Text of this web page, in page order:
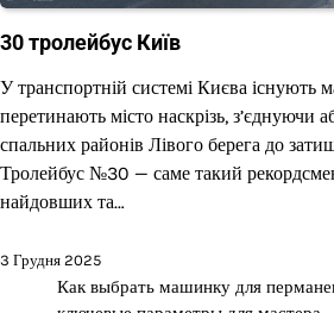
30 тролейбус Київ
У транспортній системі Києва існують
перетинають місто наскрізь, з’єднуючи
спальних районів Лівого берега до
Тролейбус №30 — саме такий
найдовших та…
3 Грудня 2025
Как выбрать машинку для